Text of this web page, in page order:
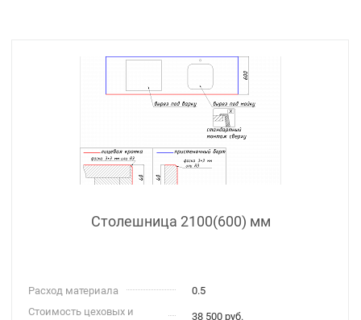
Столешница 2100(600) мм
Расход материала
0.5
Стоимость цеховых и
38 500 руб.